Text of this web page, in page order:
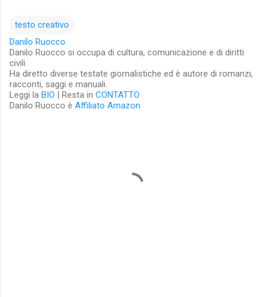
testo creativo
Danilo Ruocco
Danilo Ruocco si occupa di cultura, comunicazione e di diritti
civili.
Ha diretto diverse testate giornalistiche ed è autore di romanzi,
racconti, saggi e manuali.
Leggi la BIO | Resta in CONTATTO
Danilo Ruocco è Affiliato Amazon